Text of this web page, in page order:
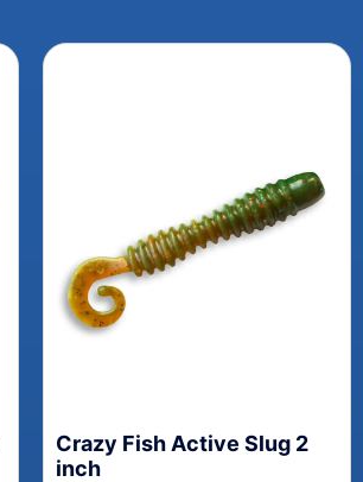
Crazy Fish Active Slug 2
inch